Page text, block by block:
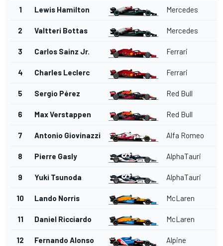
1 Lewis Hamilton Mercedes
2 Valtteri Bottas Mercedes
3 Carlos Sainz Jr. Ferrari
4 Charles Leclerc Ferrari
5 Sergio Pérez Red Bull
6 Max Verstappen Red Bull
7 Antonio Giovinazzi Alfa Romeo
8 Pierre Gasly AlphaTauri
9 Yuki Tsunoda AlphaTauri
10 Lando Norris McLaren
11 Daniel Ricciardo McLaren
12 Fernando Alonso Alpine